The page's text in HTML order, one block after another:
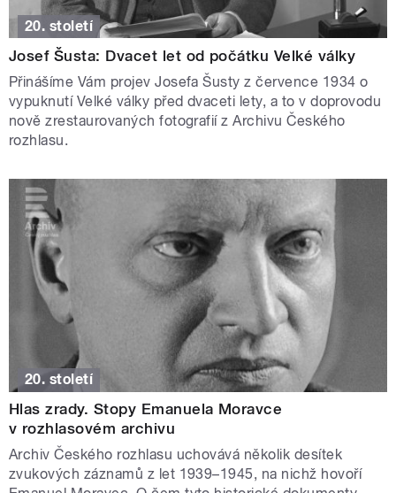
20. století
Josef Šusta: Dvacet let od počátku Velké války
Přinášíme Vám projev Josefa Šusty z července 1934 o
vypuknutí Velké války před dvaceti lety, a to v doprovodu
nově zrestaurovaných fotografií z Archivu Českého
rozhlasu.
20. století
Hlas zrady. Stopy Emanuela Moravce
v rozhlasovém archivu
Archiv Českého rozhlasu uchovává několik desítek
zvukových záznamů z let 1939–1945, na nichž hovoří